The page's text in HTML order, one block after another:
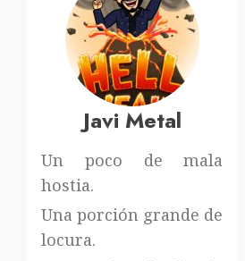
Javi Metal
Un poco de mala
hostia.
Una porción grande de
locura.